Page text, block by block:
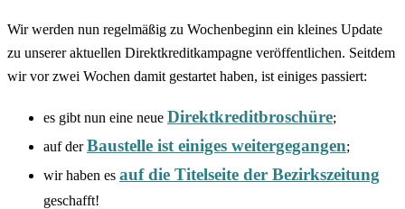
Wir werden nun regelmäßig zu Wochenbeginn ein kleines Update
zu unserer aktuellen Direktkreditkampagne veröffentlichen. Seitdem
wir vor zwei Wochen damit gestartet haben, ist einiges passiert:
es gibt nun eine neue Direktkreditbroschüre;
auf derBaustelle ist einiges weitergegangen;
wir haben es auf die Titelseite der Bezirkszeitung
geschafft!